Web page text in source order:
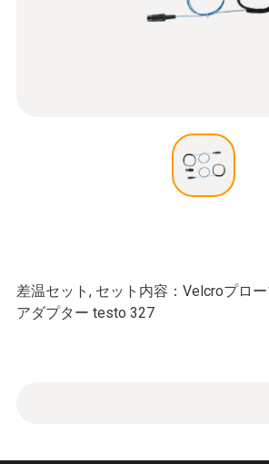
差温セット, セット内容：Velcroプロ
アダプター testo 327